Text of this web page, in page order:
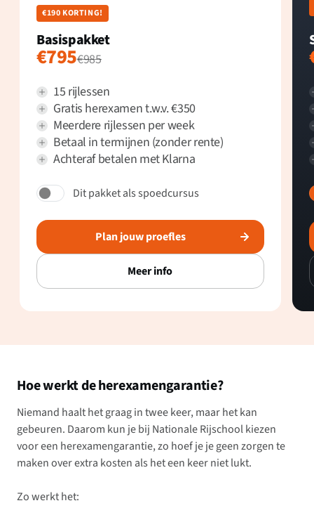
€190 KORTING!
Basispakket
€795€985
15 rijlessen
Gratis herexamen t.w.v. €350
Meerdere rijlessen per week
Betaal in termijnen (zonder rente)
Achteraf betalen met Klarna
Dit pakket als spoedcursus
Plan jouw proefles
Meer info
Hoe werkt de herexamengarantie?
Niemand haalt het graag in twee keer, maar het kan
gebeuren. Daarom kun je bij Nationale Rijschool kiezen
voor een herexamengarantie, zo hoef je je geen zorgen te
maken over extra kosten als het een keer niet lukt.
Zo werkt het: